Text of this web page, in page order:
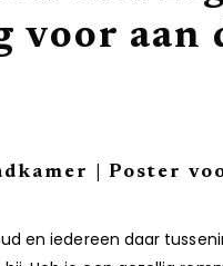
aan
| Poster
en iedereen daar